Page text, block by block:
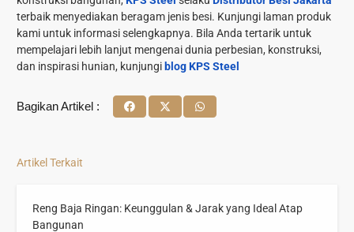
terbaik menyediakan beragam jenis besi. Kunjungi laman produk
kami untuk informasi selengkapnya. Bila Anda tertarik untuk
mempelajari lebih lanjut mengenai dunia perbesian, konstruksi,
dan inspirasi hunian, kunjungi blog KPS Steel
Bagikan Artikel :
Artikel Terkait
Reng Baja Ringan: Keunggulan & Jarak yang Ideal Atap
Bangunan